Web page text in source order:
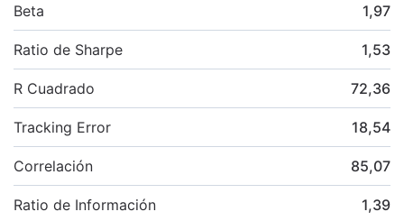
Beta 1,97
Ratio de Sharpe 1,53
R Cuadrado 72,36
Tracking Error 18,54
Correlación 85,07
Ratio de Información 1,39